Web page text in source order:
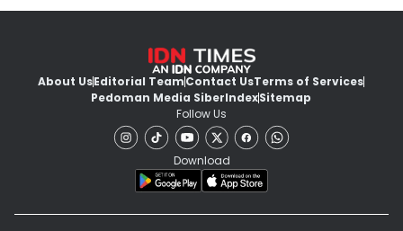
About UsEditorial TeamContact UsTerms of Services
Pedoman Media SiberIndexSitemap
Follow Us
Download